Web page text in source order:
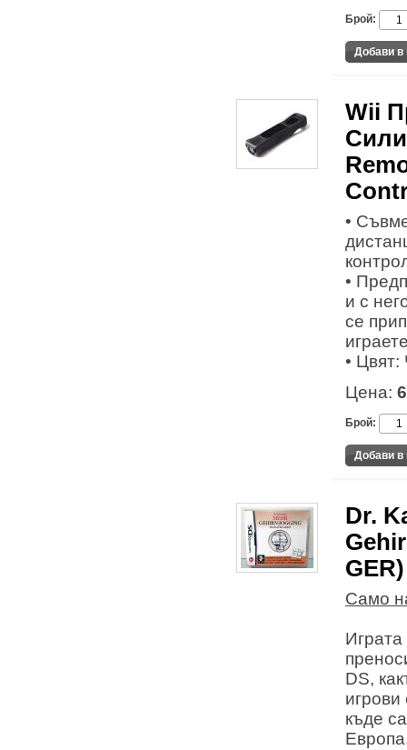
Брой:
Wii
•
•
и с
се
•
Цена:
Брой:
Dr.
Само
DS,
къде